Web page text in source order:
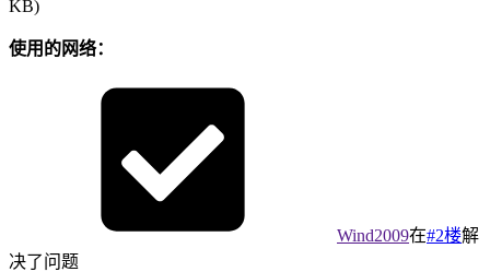
KB)
使用的网络：
Wind2009在#2楼解
决了问题